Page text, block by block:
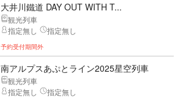
大井川鐵道 DAY OUT WITH T...
観光列車
指定無し
指定無し
予約受付期間外
南アルプスあぷとライン2025星空列車
観光列車
指定無し
指定無し